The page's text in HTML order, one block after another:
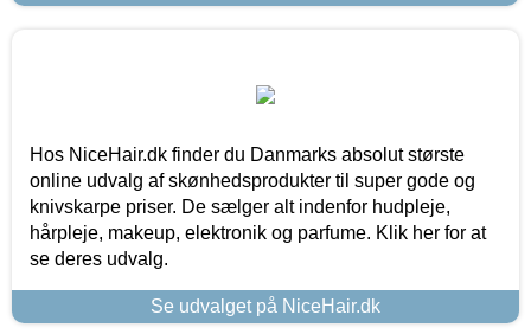
Hos NiceHair.dk finder du Danmarks absolut største
online udvalg af skønhedsprodukter til super gode og
knivskarpe priser. De sælger alt indenfor hudpleje,
hårpleje, makeup, elektronik og parfume. Klik her for at
se deres udvalg.
Se udvalget på NiceHair.dk